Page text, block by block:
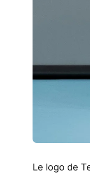
Le logo de